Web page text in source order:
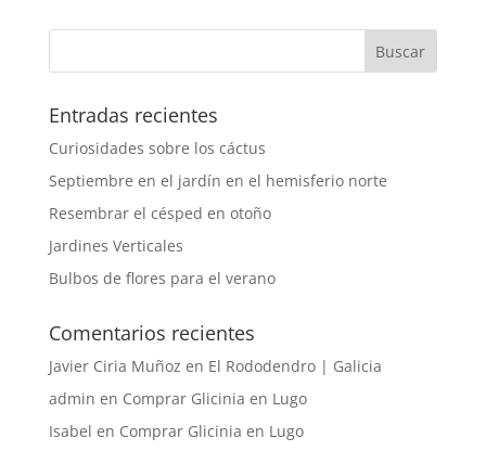
Entradas recientes
Curiosidades sobre los cáctus
Septiembre en el jardín en el hemisferio norte
Resembrar el césped en otoño
Jardines Verticales
Bulbos de flores para el verano
Comentarios recientes
Javier Ciria Muñoz en El Rododendro | Galicia
admin en Comprar Glicinia en Lugo
Isabel en Comprar Glicinia en Lugo